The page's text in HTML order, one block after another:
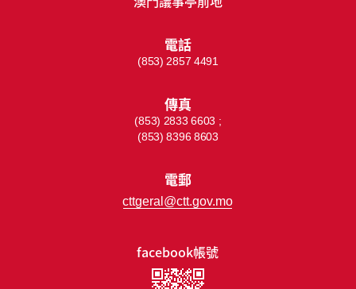
facebook帳號
電話
(853) 2857 4491
傳真
(853) 2833 6603 ;
(853) 8396 8603
電郵
cttgeral@ctt.gov.mo